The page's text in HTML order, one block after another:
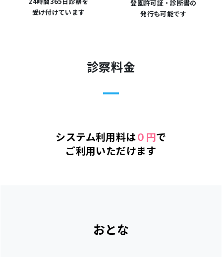
受け付けています
登園許可証・診断書の
発行も可能です
診察料金
システム利用料は０円で
ご利用いただけます
おとな